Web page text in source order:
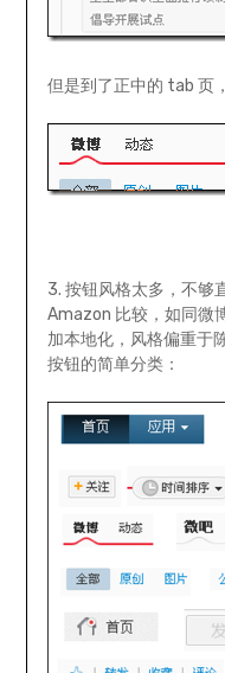
但是到了正中的 tab 页
3. 按钮风格太多，不够
Amazon 比较，如同微
加本地化，风格偏重于
按钮的简单分类：